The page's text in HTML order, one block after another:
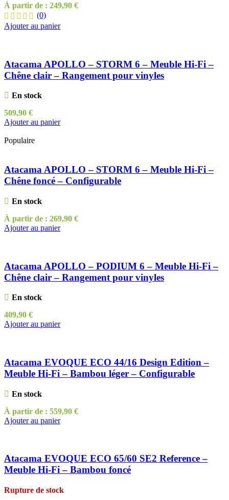
À partir de : 249,90 €
(0)
Ajouter au panier
Atacama APOLLO – STORM 6 – Meuble Hi-Fi –
Chêne clair – Rangement pour vinyles
En stock
509,90 €
Ajouter au panier
Populaire
Atacama APOLLO – STORM 6 – Meuble Hi-Fi –
Chêne foncé – Configurable
En stock
À partir de : 269,90 €
Ajouter au panier
Atacama APOLLO – PODIUM 6 – Meuble Hi-Fi –
Chêne clair – Rangement pour vinyles
En stock
409,90 €
Ajouter au panier
Atacama EVOQUE ECO 44/16 Design Edition –
Meuble Hi-Fi – Bambou léger – Configurable
En stock
À partir de : 559,90 €
Ajouter au panier
Atacama EVOQUE ECO 65/60 SE2 Reference –
Meuble Hi-Fi – Bambou foncé
Rupture de stock